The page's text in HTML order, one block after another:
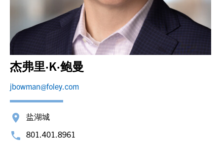
杰弗里·K·鲍曼
jbowman@foley.com
盐湖城
801.401.8961